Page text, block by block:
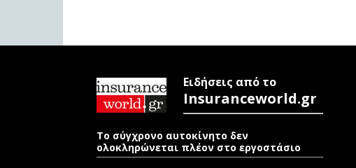
Ειδήσεις από το
Insuranceworld.gr
Το σύγχρονο αυτοκίνητο δεν
ολοκληρώνεται πλέον στο εργοστάσιο